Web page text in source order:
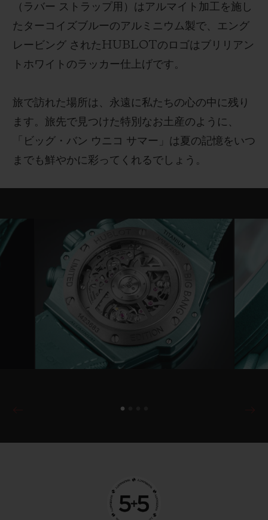
（ラバー ストラップ用）はアルマイト加工を施し
たターコイズブルーのアルミニウム製で、エング
レービング されたHUBLOTのロゴはブリリアン
トホワイトのラッカー仕上げです。
旅で訪れた場所は、永遠に私たちの心の中に残り
ます。旅先で見つけた特別なお土産のように、
「ビッグ・バン ウニコ サマー」は夏の記憶をいつ
までも鮮やかに彩ってくれるでしょう。